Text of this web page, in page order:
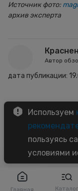
Главная Каталог
Источник фото:
архив эксперта
Автор
дата публикации:
Используем
пользуясь
условиями